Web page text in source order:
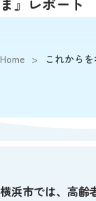
ま』レポート
Home > これから
横浜市では、高齢